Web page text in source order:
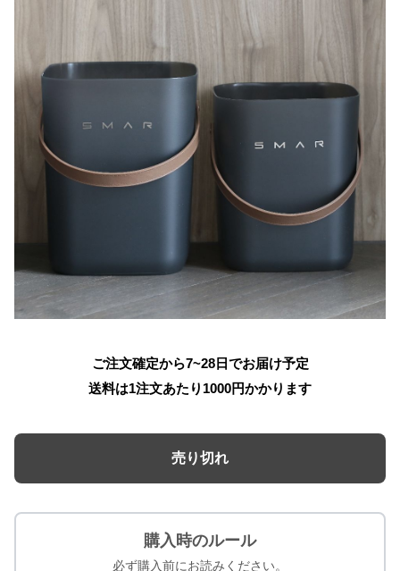
ご注文確定から7~28日でお届け予定
送料は1注文あたり 1000円かかります
売り切れ
購入時のルール
必ず購入前にお読みください。